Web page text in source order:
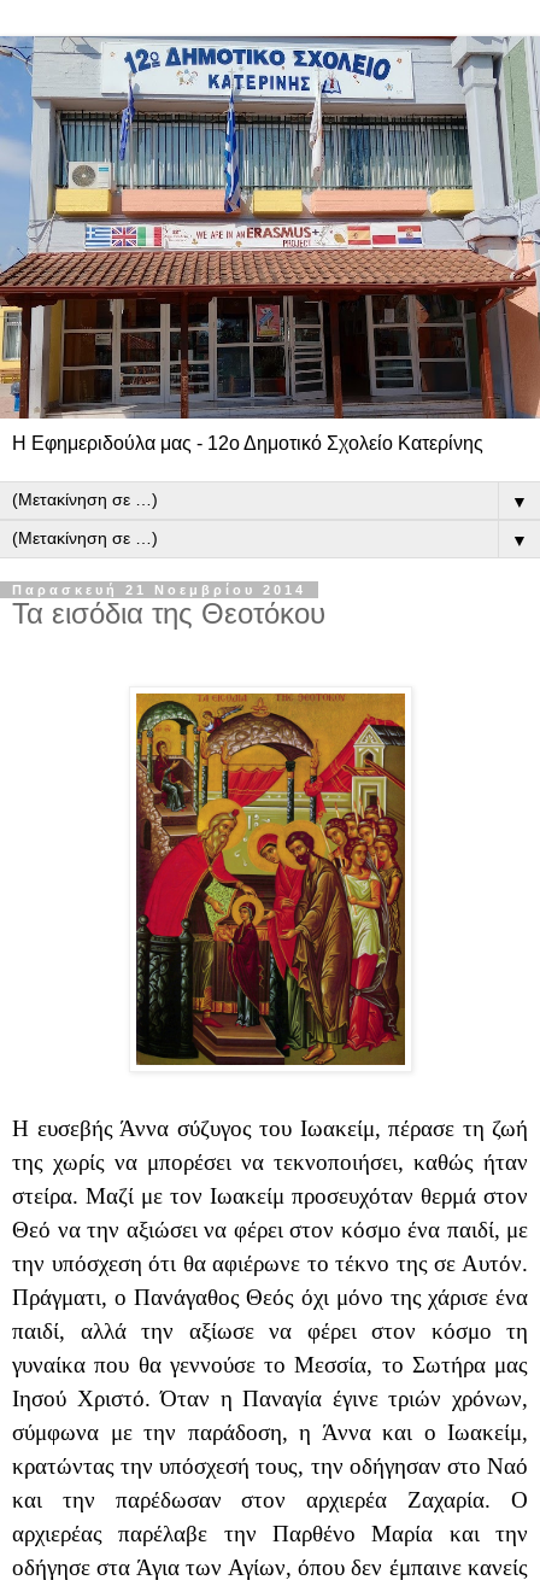
Η Εφημεριδούλα μας - 12ο Δημοτικό Σχολείο Κατερίνης
▼
▼
Παρασκευή 21 Νοεμβρίου 2014
Τα εισόδια της Θεοτόκου
Η ευσεβής Άννα σύζυγος του Ιωακείμ, πέρασε τη ζωή
της χωρίς να μπορέσει να τεκνοποιήσει, καθώς ήταν
στείρα. Μαζί με τον Ιωακείμ προσευχόταν θερμά στον
Θεό να την αξιώσει να φέρει στον κόσμο ένα παιδί, με
την υπόσχεση ότι θα αφιέρωνε το τέκνο της σε Αυτόν.
Πράγματι, ο Πανάγαθος Θεός όχι μόνο της χάρισε ένα
παιδί, αλλά την αξίωσε να φέρει στον κόσμο τη
γυναίκα που θα γεννούσε το Μεσσία, το Σωτήρα μας
Ιησού Χριστό. Όταν η Παναγία έγινε τριών χρόνων,
σύμφωνα με την παράδοση, η Άννα και ο Ιωακείμ,
κρατώντας την υπόσχεσή τους, την οδήγησαν στο Ναό
και την παρέδωσαν στον αρχιερέα Ζαχαρία. Ο
αρχιερέας παρέλαβε την Παρθένο Μαρία και την
οδήγησε στα Άγια των Αγίων, όπου δεν έμπαινε κανείς